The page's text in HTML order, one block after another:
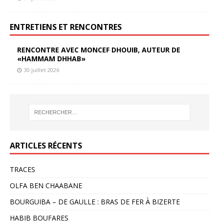
ENTRETIENS ET RENCONTRES
RENCONTRE AVEC MONCEF DHOUIB, AUTEUR DE
«HAMMAM DHHAB»
30 juillet 2026
ARTICLES RÉCENTS
TRACES
OLFA BEN CHAABANE
BOURGUIBA – DE GAULLE : BRAS DE FER À BIZERTE
HABIB BOUFARES